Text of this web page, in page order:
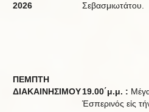
2026
Σεβασμιωτάτου.
ΠΕΜΠΤΗ
ΔΙΑΚΑΙΝΗΣΙΜΟΥ19.00΄μ.μ. :
Ἑσπερινός εἰς